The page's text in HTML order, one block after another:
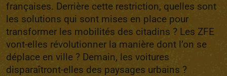
françaises. Derrière cette restriction, quelles sont
les solutions qui sont mises en place pour
transformer les mobilités des citadins ? Les ZFE
vont-elles révolutionner la manière dont l’on se
déplace en ville ? Demain, les voitures
disparaîtront-elles des paysages urbains ?